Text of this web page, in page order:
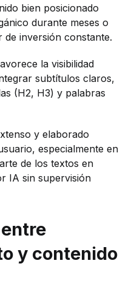
bien posicionado
durante meses o
de inversión constante.
la visibilidad
subtítulos claros,
(H2, H3) y palabras
y elaborado
especialmente en
de los textos en
IA sin supervisión
y contenido